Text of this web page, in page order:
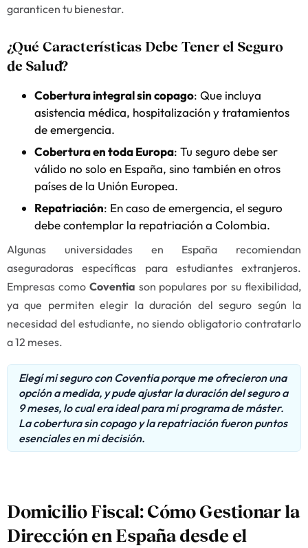
garanticen tu bienestar.
¿Qué Características Debe Tener el Seguro
de Salud?
Cobertura integral sin copago: Que incluya
asistencia médica, hospitalización y tratamientos
de emergencia.
Cobertura en toda Europa: Tu seguro debe ser
válido no solo en España, sino también en otros
países de la Unión Europea.
Repatriación: En caso de emergencia, el seguro
debe contemplar la repatriación a Colombia.
Algunas universidades en España recomiendan
aseguradoras específicas para estudiantes extranjeros.
Empresas como Coventia son populares por su flexibilidad,
ya que permiten elegir la duración del seguro según la
necesidad del estudiante, no siendo obligatorio contratarlo
a 12 meses.
Elegí mi seguro con Coventia porque me ofrecieron una
opción a medida, y pude ajustar la duración del seguro a
9 meses, lo cual era ideal para mi programa de máster.
La cobertura sin copago y la repatriación fueron puntos
esenciales en mi decisión.
Domicilio Fiscal: Cómo Gestionar la
Dirección en España desde el